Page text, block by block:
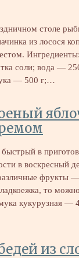
столе
из лосося
соли; вода —
— 500 г;…
в
в воскресный
фрукты
то
кукурузная —
из